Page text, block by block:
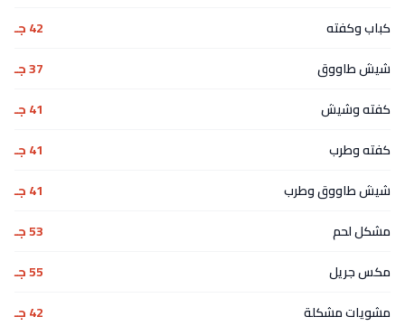
كباب وكفته
42 جـ
شيش طاووق
37 جـ
كفته وشيش
41 جـ
كفته وطرب
41 جـ
شيش طاووق وطرب
41 جـ
مشكل لحم
53 جـ
مكس جريل
55 جـ
مشويات مشكلة
42 جـ